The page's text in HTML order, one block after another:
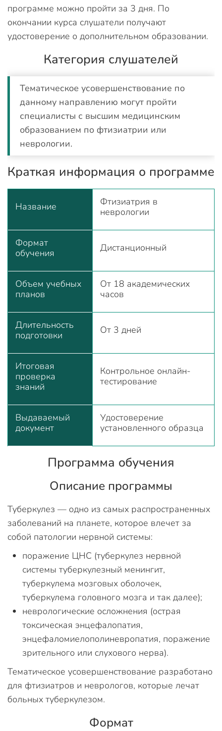
программе можно пройти за 3 дня. По
окончании курса слушатели получают
удостоверение о дополнительном образовании.
Категория слушателей
Тематическое усовершенствование по
данному направлению могут пройти
специалисты с высшим медицинским
образованием по фтизиатрии или
неврологии.
Краткая информация о программе
Название
Фтизиатрия в
неврологии
Формат
обучения
Дистанционный
Объем учебных
планов
От 18 академических
часов
Длительность
подготовки
От 3 дней
Итоговая
проверка
знаний
Контрольное онлайн-
тестирование
Выдаваемый
документ
Удостоверение
установленного образца
Программа обучения
Описание программы
Туберкулез — одно из самых распространенных
заболеваний на планете, которое влечет за
собой патологии нервной системы:
поражение ЦНС (туберкулез нервной
системы туберкулезный менингит,
туберкулема мозговых оболочек,
туберкулема головного мозга и так далее);
неврологические осложнения (острая
токсическая энцефалопатия,
энцефаломиелополиневропатия, поражение
зрительного или слухового нерва).
Тематическое усовершенствование разработано
для фтизиатров и неврологов, которые лечат
больных туберкулезом.
Формат